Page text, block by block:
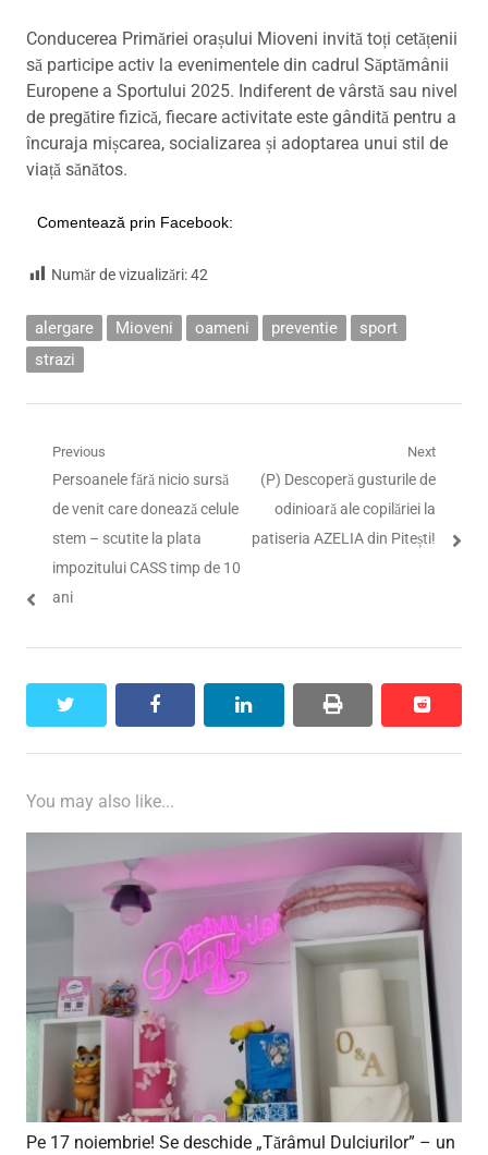
Conducerea Primăriei orașului Mioveni invită toți cetățenii
să participe activ la evenimentele din cadrul Săptămânii
Europene a Sportului 2025. Indiferent de vârstă sau nivel
de pregătire fizică, fiecare activitate este gândită pentru a
încuraja mișcarea, socializarea și adoptarea unui stil de
viață sănătos.
Comentează prin Facebook:
Număr de vizualizări:42
alergare Mioveni oameni preventie
sport
strazi
Navigare
articole
Previous
Previous
post:
Persoanele fără nicio sursă
de venit care donează celule
stem – scutite la plata
impozitului CASS timp de 10
ani
Next
Next
post:
(P) Descoperă gusturile de
odinioară ale copilăriei la
patiseria AZELIA din Pitești!
facebook linkedin print reddit
reddit
You may also like...
Pe 17 noiembrie! Se deschide „Tărâmul Dulciurilor” – un